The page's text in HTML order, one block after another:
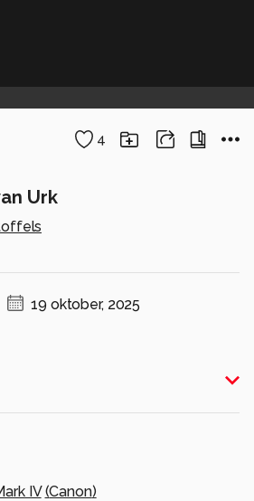
4
Urk
19 oktober, 2025
IV (Canon)